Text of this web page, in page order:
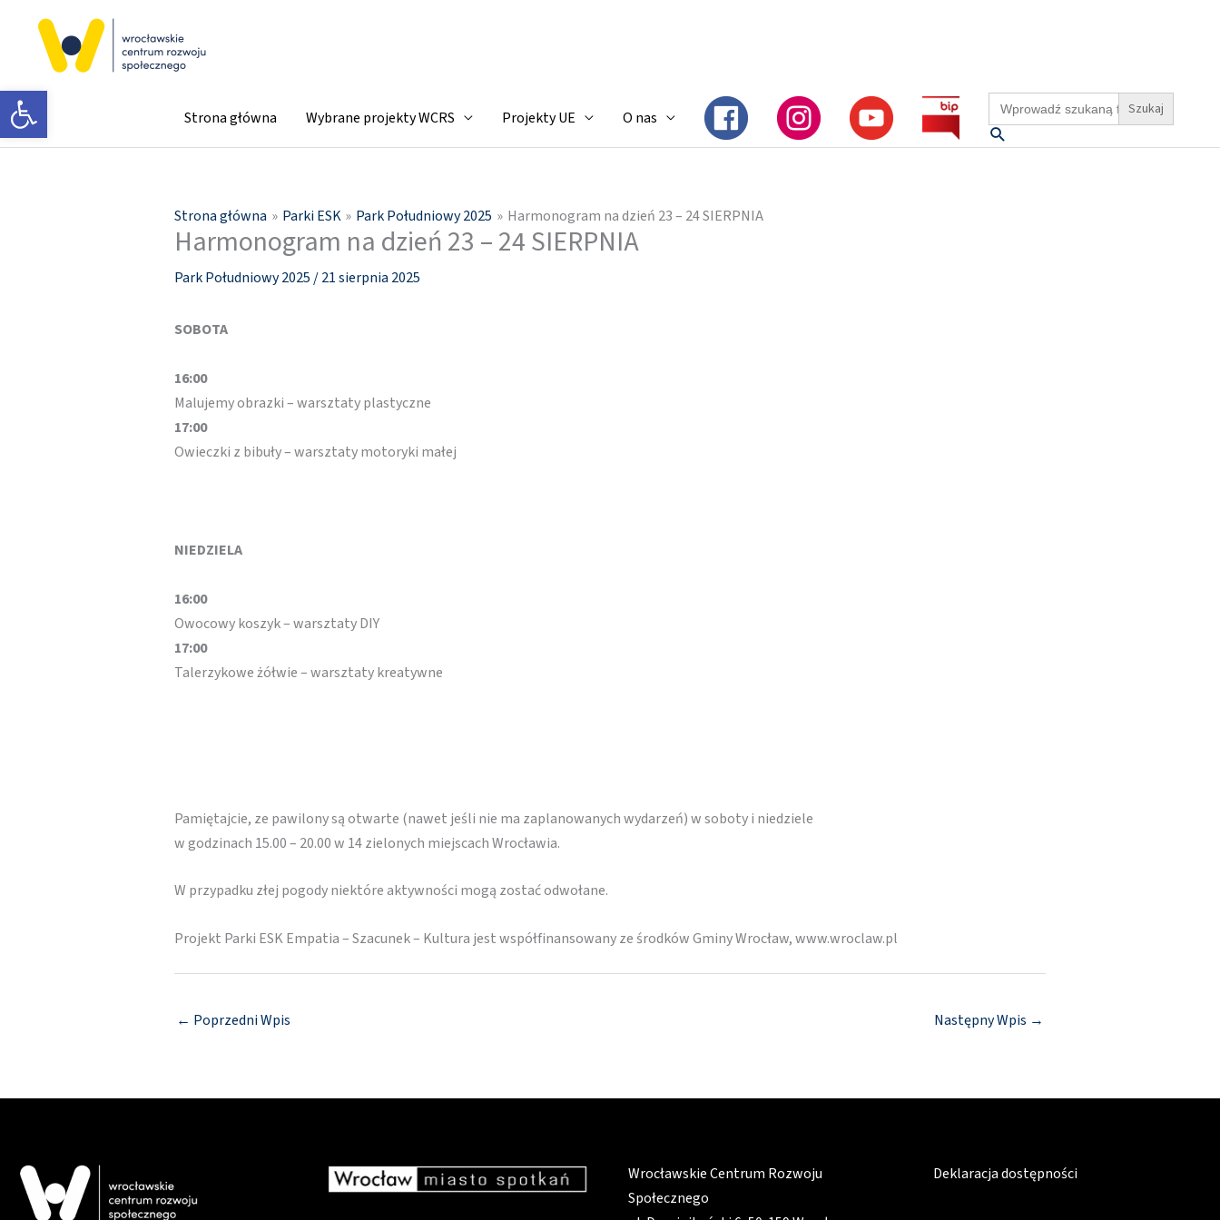
Otwórz pasek narzędzi Strona główna Wybrane projekty WCRS Projekty UE O nas
Search
for:
Szukaj
Strona główna Parki ESK Park Południowy 2025 Harmonogram na dzień 23 – 24 SIERPNIA
Harmonogram na dzień 23 – 24 SIERPNIA
Park Południowy 2025 /21 sierpnia 2025
SOBOTA
16:00
Malujemy obrazki – warsztaty plastyczne
17:00
Owieczki z bibuły – warsztaty motoryki małej
NIEDZIELA
16:00
Owocowy koszyk – warsztaty DIY
17:00
Talerzykowe żółwie – warsztaty kreatywne
Pamiętajcie, ze pawilony są otwarte (nawet jeśli nie ma zaplanowanych wydarzeń) w soboty i niedziele
w godzinach 15.00 – 20.00 w 14 zielonych miejscach Wrocławia.
W przypadku złej pogody niektóre aktywności mogą zostać odwołane.
Projekt Parki ESK Empatia – Szacunek – Kultura jest współfinansowany ze środków Gminy Wrocław, www.wroclaw.pl
← Poprzedni Wpis Następny Wpis →
Wrocławskie Centrum Rozwoju
Społecznego
Deklaracja dostępności